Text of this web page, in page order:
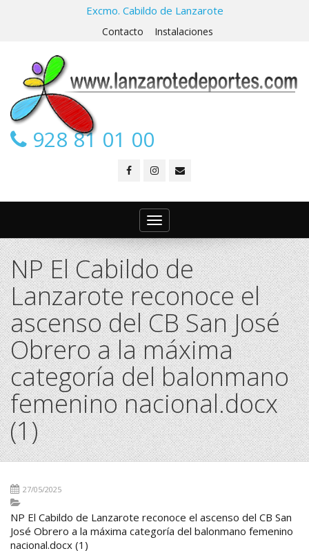
Excmo. Cabildo de Lanzarote
Contacto Instalaciones
928 81 01 00
Toggle
navigation
NP El Cabildo de
Lanzarote reconoce el
ascenso del CB San José
Obrero a la máxima
categoría del balonmano
femenino nacional.docx
(1)
27/05/2025
NP El Cabildo de Lanzarote reconoce el ascenso del CB San
José Obrero a la máxima categoría del balonmano femenino
nacional.docx (1)